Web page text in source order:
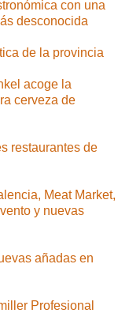
con una
desconocida
de la provincia
acoge la
cerveza de
restaurantes de
Meat Market,
y nuevas
añadas en
Profesional